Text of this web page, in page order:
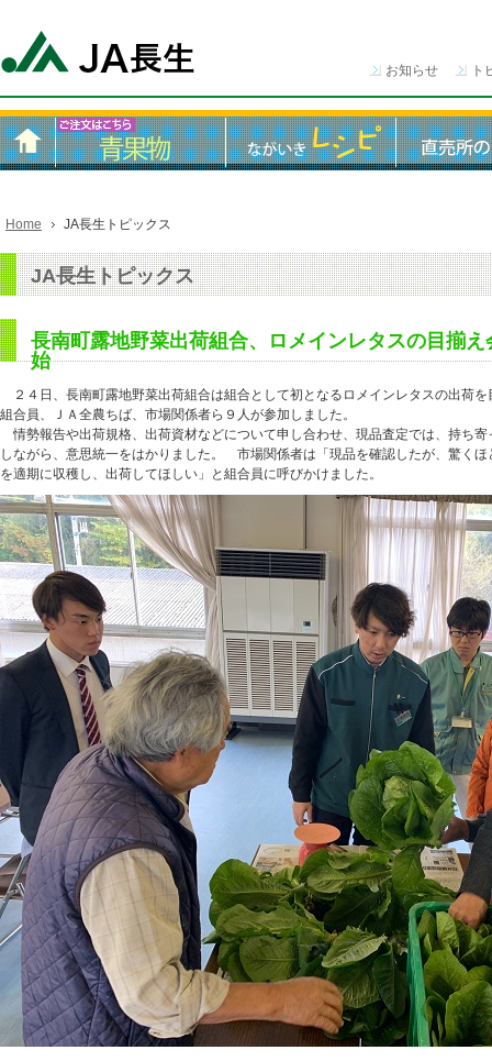
お知らせ ト
Home JA長生トピックス
JA長生トピックス
長南町露地野菜出荷組合、ロメインレタスの目揃
始
２４日、長南町露地野菜出荷組合は組合として初となるロメインレタスの出荷
組合員、ＪＡ全農ちば、市場関係者ら９人が参加しました。
情勢報告や出荷規格、出荷資材などについて申し合わせ、現品査定では、持ち
しながら、意思統一をはかりました。 市場関係者は「現品を確認したが、驚く
を適期に収穫し、出荷してほしい」と組合員に呼びかけました。